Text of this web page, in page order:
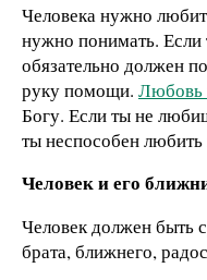
Человека нужно
нужно понимать.
обязательно должен
руку помощи. Любовь
Богу. Если ты не
ты неспособен любить
Человек и его
Человек должен быть
брата, ближнего,